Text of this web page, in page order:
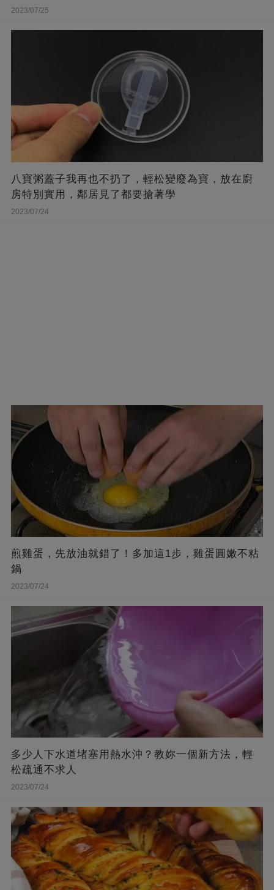
2023/07/25
八寶粥蓋子我再也不扔了，輕松變廢為寶，放在廚
房特別實用，鄰居見了都要搶著學
2023/07/24
煎雞蛋，先放油就錯了！多加這1步，雞蛋圓嫩不粘
鍋
2023/07/24
多少人下水道堵塞用熱水沖？教妳一個新方法，輕
松疏通不求人
2023/07/24